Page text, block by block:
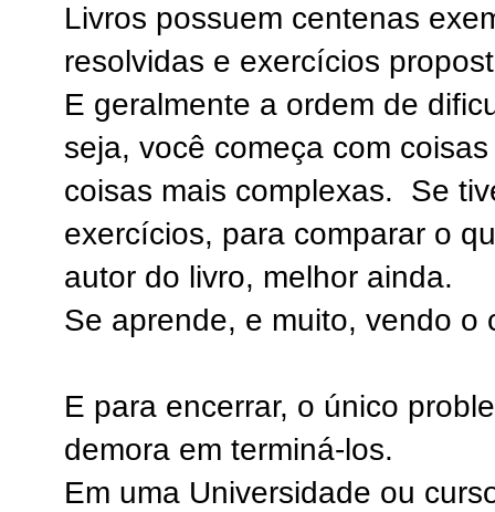
Livros possuem centenas
resolvidas e exercícios
E geralmente a ordem de
seja, você começa com
coisas mais complexas. Se
exercícios, para comparar o
autor do livro, melhor ainda.
Se aprende, e muito, vendo o
E para encerrar, o único
demora em terminá-los.
Em uma Universidade ou